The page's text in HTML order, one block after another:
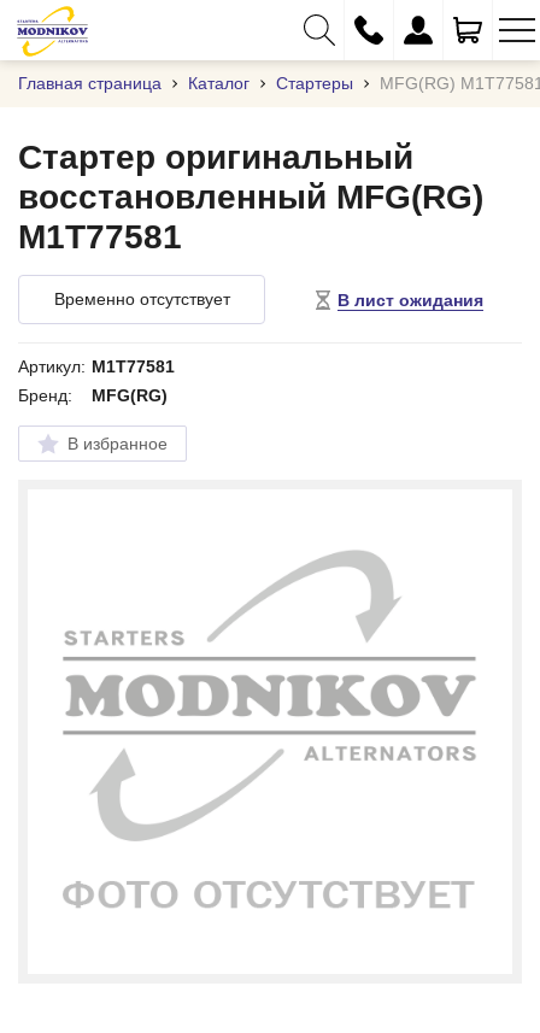
+375 (29) 333-01-01
+375 (29) 262-61-18
info@modnikov.com
Главная страница Каталог Стартеры MFG(RG)
Временно отсутствует В лист ожидания
Стартер оригинальный
восстановленный MFG(RG)
M1T77581
Артикул: M1T77581
Бренд:
MFG(RG)
В избранное